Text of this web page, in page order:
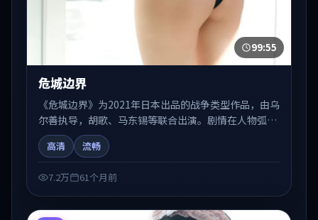
99:55
危城边界
《危城边界》为2021年日本出品的战争类型作品，由乌
尔善执导，胡歌、马东锡等联合出演。剧情在人物弧光
与节奏推进中展开，兼具叙事张力与视听质感。可与站
内国产剧、电影、综艺片单交叉检索，便于「国产在线
高清 流畅
7.2万 61个月前